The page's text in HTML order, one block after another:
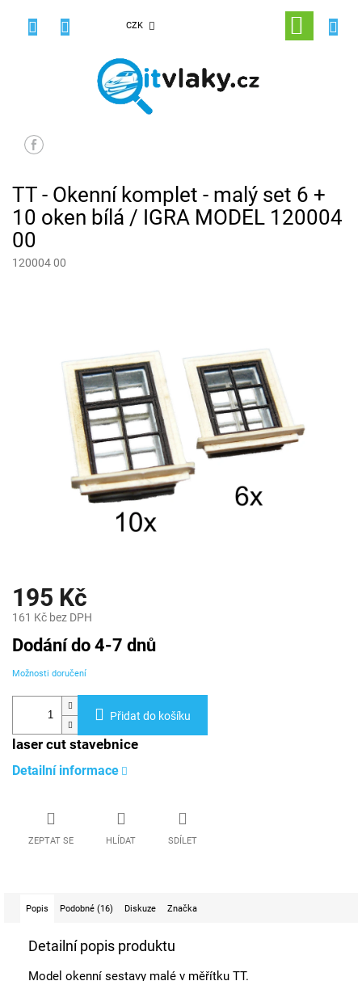
CZK
NÁKUPNÍ
KOŠÍK
TT - Okenní komplet - malý set 6 +
10 oken bílá / IGRA MODEL 120004
00
120004 00
195 Kč
161 Kč bez DPH
Měrná
cena:
Dodání do 4-7 dnů
Možnosti doručení
Přidat do košíku
laser cut stavebnice
Detailní informace
ZEPTAT SE HLÍDAT SDÍLET
Popis Podobné (16) Diskuze Značka
Detailní popis produktu
Model okenní sestavy malé v měřítku TT.